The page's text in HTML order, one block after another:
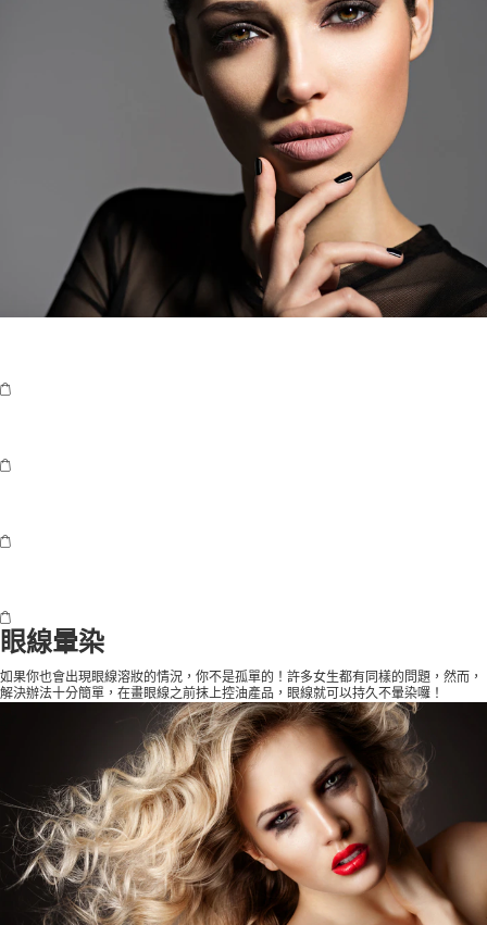
眼線暈染
如果你也會出現眼線溶妝的情況，你不是孤單的！許多女生都有同樣的問題，然而，
解決辦法十分簡單，在畫眼線之前抹上控油產品，眼線就可以持久不暈染囉！